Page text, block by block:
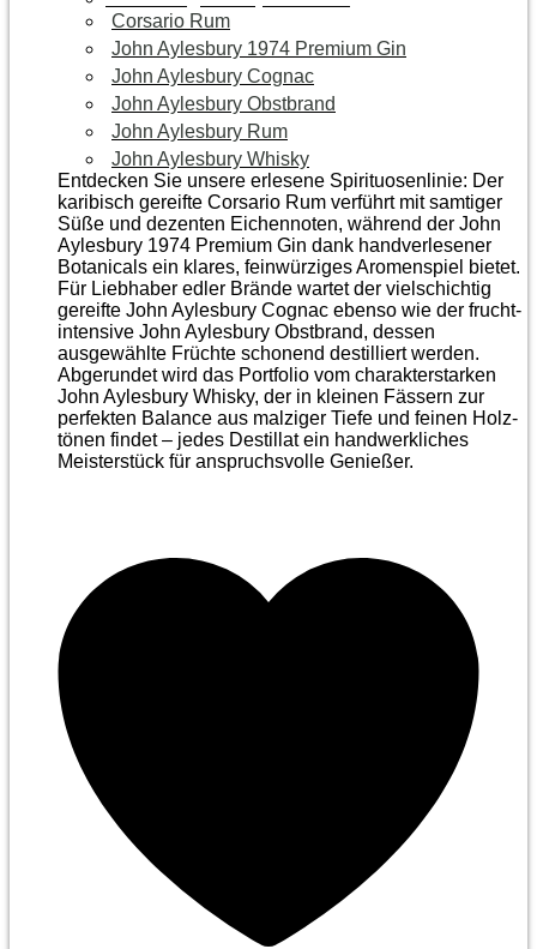
Corsario Rum
John Aylesbury 1974 Premium Gin
John Aylesbury Cognac
John Aylesbury Obstbrand
John Aylesbury Rum
John Aylesbury Whisky
Entdecken Sie unsere erlesene Spirituosenlinie: Der
karibisch gereifte Corsario Rum verführt mit samtiger
Süße und dezenten Eichen­noten, während der John
Aylesbury 1974 Premium Gin dank handverlesener
Botanicals ein klares, feinwürziges Aromenspiel bietet.
Für Liebhaber edler Brände wartet der vielschichtig
gereifte John Aylesbury Cognac ebenso wie der frucht­
intensive John Aylesbury Obstbrand, dessen
ausgewählte Früchte schonend destilliert werden.
Abgerundet wird das Portfolio vom charakterstarken
John Aylesbury Whisky, der in kleinen Fässern zur
perfekten Balance aus malziger Tiefe und feinen Holz­
tönen findet – jedes Destillat ein handwerkliches
Meister­stück für anspruchsvolle Genießer.